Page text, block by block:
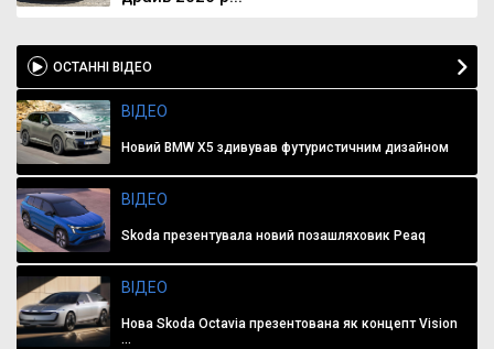
ОСТАННІ ВІДЕО
ВІДЕО
Новий BMW X5 здивував футуристичним дизайном
ВІДЕО
Skoda презентувала новий позашляховик Peaq
ВІДЕО
Нова Skoda Octavia презентована як концепт Vision
...